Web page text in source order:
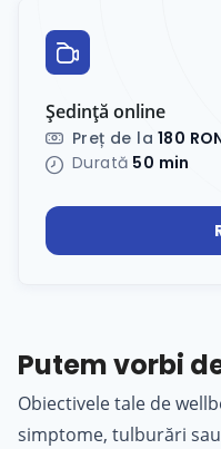
Ședință online
Preț de la 180
Durată 50 min
Putem vorbi
Obiectivele tale de
simptome, tulburări